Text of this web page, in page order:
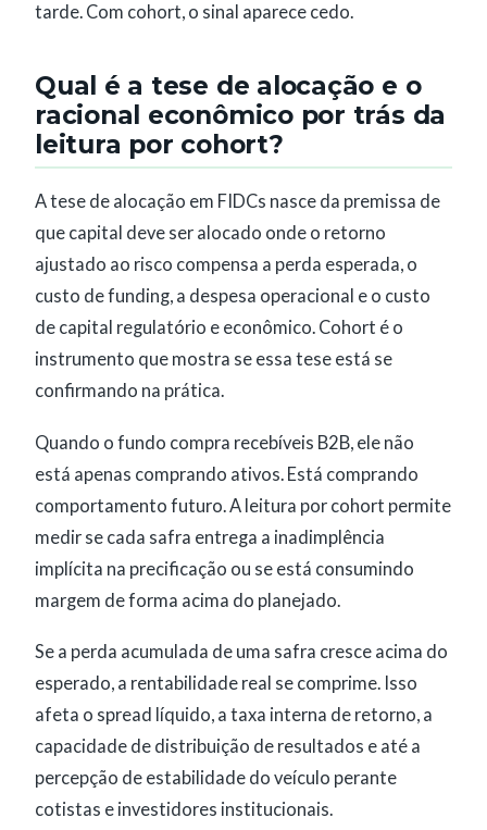
tarde. Com cohort, o sinal aparece cedo.
Qual é a tese de alocação e o
racional econômico por trás da
leitura por cohort?
A tese de alocação em FIDCs nasce da premissa de
que capital deve ser alocado onde o retorno
ajustado ao risco compensa a perda esperada, o
custo de funding, a despesa operacional e o custo
de capital regulatório e econômico. Cohort é o
instrumento que mostra se essa tese está se
confirmando na prática.
Quando o fundo compra recebíveis B2B, ele não
está apenas comprando ativos. Está comprando
comportamento futuro. A leitura por cohort permite
medir se cada safra entrega a inadimplência
implícita na precificação ou se está consumindo
margem de forma acima do planejado.
Se a perda acumulada de uma safra cresce acima do
esperado, a rentabilidade real se comprime. Isso
afeta o spread líquido, a taxa interna de retorno, a
capacidade de distribuição de resultados e até a
percepção de estabilidade do veículo perante
cotistas e investidores institucionais.